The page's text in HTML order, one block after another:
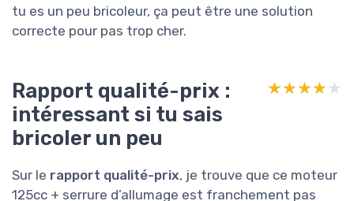
tu es un peu bricoleur, ça peut être une solution
correcte pour pas trop cher.
Rapport qualité-prix :
intéressant si tu sais
bricoler un peu
★★★★★
★★★★★
Sur le rapport qualité-prix, je trouve que ce moteur
125cc + serrure d’allumage est franchement pas